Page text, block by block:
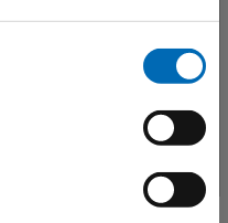
e beni sensibili per la
pertanto, per visitare il sito,